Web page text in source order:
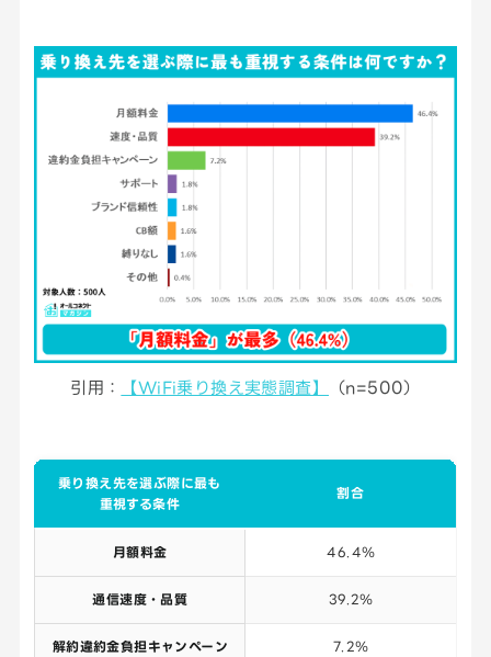
引用： 【WiFi乗り換え実態調査】 （n=500）
乗り換え先を選ぶ際に最も
重視する条件
割合
月額料金 46.4％
通信速度・品質 39.2％
解約違約金負担キャンペーン 7.2％